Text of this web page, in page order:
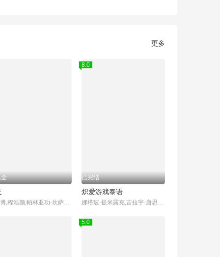
更多
陈欣博,程浩颜,帕林亚功·坎萨瓦,图拓·科拉帕特,帕努帕特·阿诺玛契提,索恩塔斯特·布昂加姆,帕辛·利昂武,Chane Tawatson Plengsiriwat,Thomas Teetut Chungmanirat,Mark Sorntast Buangam,Pang Buntarika Singpha,Tom Ratchaneekorn Phanmanee
8.0
已完结
炽爱游戏泰语
娜塔玻·提米露克,吉拉宇·唐思苏克,阿曼娜·古尔,Chatayodom Hiranyatithi,娜姆拉荣·塔尼娅瑞丝,协塔朋·平朋,杜昂达·东卡米尼,皮茶帕·潘图慕钦达
5.0